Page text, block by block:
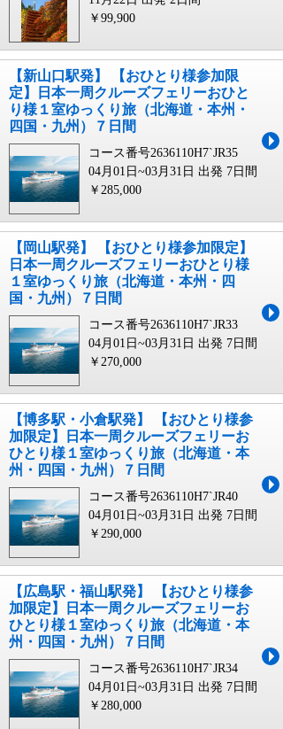
￥99,900
【新山口駅発】 【おひとり様参加限
定】日本一周クルーズフェリーおひと
り様１室ゆっくり旅（北海道・本州・
四国・九州）７日間
コース番号2636110H7`JR35
04月01日~03月31日 出発 7日間
￥285,000
【岡山駅発】 【おひとり様参加限定】
日本一周クルーズフェリーおひとり様
１室ゆっくり旅（北海道・本州・四
国・九州）７日間
コース番号2636110H7`JR33
04月01日~03月31日 出発 7日間
￥270,000
【博多駅・小倉駅発】 【おひとり様参
加限定】日本一周クルーズフェリーお
ひとり様１室ゆっくり旅（北海道・本
州・四国・九州）７日間
コース番号2636110H7`JR40
04月01日~03月31日 出発 7日間
￥290,000
【広島駅・福山駅発】 【おひとり様参
加限定】日本一周クルーズフェリーお
ひとり様１室ゆっくり旅（北海道・本
州・四国・九州）７日間
コース番号2636110H7`JR34
04月01日~03月31日 出発 7日間
￥280,000